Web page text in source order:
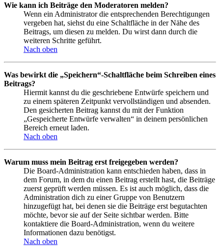
Wie kann ich Beiträge den Moderatoren melden?
Wenn ein Administrator die entsprechenden Berechtigungen
vergeben hat, siehst du eine Schaltfläche in der Nähe des
Beitrags, um diesen zu melden. Du wirst dann durch die
weiteren Schritte geführt.
Nach oben
Was bewirkt die „Speichern“-Schaltfläche beim Schreiben eines
Beitrags?
Hiermit kannst du die geschriebene Entwürfe speichern und
zu einem späteren Zeitpunkt vervollständigen und absenden.
Den gesicherten Beitrag kannst du mit der Funktion
„Gespeicherte Entwürfe verwalten“ in deinem persönlichen
Bereich erneut laden.
Nach oben
Warum muss mein Beitrag erst freigegeben werden?
Die Board-Administration kann entschieden haben, dass in
dem Forum, in dem du einen Beitrag erstellt hast, die Beiträge
zuerst geprüft werden müssen. Es ist auch möglich, dass die
Administration dich zu einer Gruppe von Benutzern
hinzugefügt hat, bei denen sie die Beiträge erst begutachten
möchte, bevor sie auf der Seite sichtbar werden. Bitte
kontaktiere die Board-Administration, wenn du weitere
Informationen dazu benötigst.
Nach oben